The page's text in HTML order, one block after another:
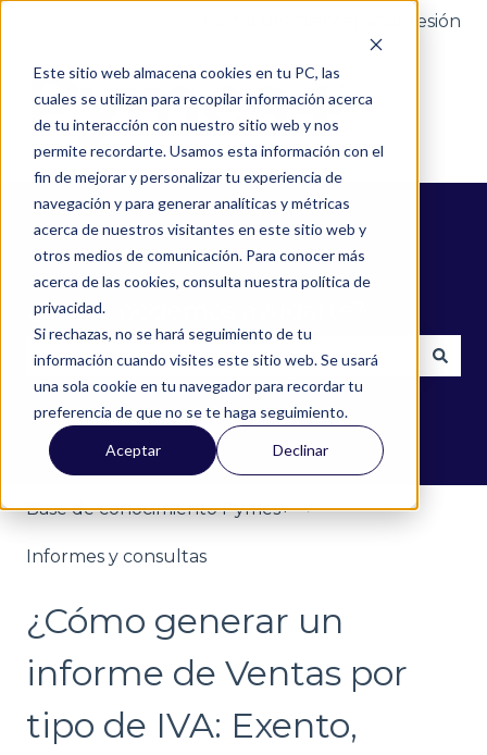
Este sitio web almacena cookies en tu PC, las
cuales se utilizan para recopilar información acerca
de tu interacción con nuestro sitio web y nos
permite recordarte. Usamos esta información con el
fin de mejorar y personalizar tu experiencia de
navegación y para generar analíticas y métricas
acerca de nuestros visitantes en este sitio web y
otros medios de comunicación. Para conocer más
acerca de las cookies, consulta nuestra política de
privacidad.
Si rechazas, no se hará seguimiento de tu
información cuando visites este sitio web. Se usará
una sola cookie en tu navegador para recordar tu
preferencia de que no se te haga seguimiento.
Aceptar Declinar
Iniciar sesión
¿Cómo podemos ayudarte?
No hay sugerencias porque el campo de
Base de conocimiento Pymes+
Informes y consultas
¿Cómo generar un
informe de Ventas por
tipo de IVA: Exento,